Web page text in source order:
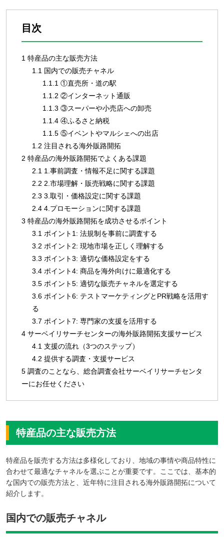
目次
1 特産品の主な販売方法
1.1 国内での販売チャネル
1.1.1 ①直売所・道の駅
1.1.2 ②インターネット通販
1.1.3 ③スーパーや小売店への卸売
1.1.4 ④ふるさと納税
1.1.5 ⑤イベントやマルシェへの出店
1.2 注目される海外販路開拓
2 特産品の海外販路開拓でよくある課題
2.1 1.事前調査・情報不足に関する課題
2.2 2.市場理解・販売戦略に関する課題
2.3 3.取引・価格設定に関する課題
2.4 4.プロモーションに関する課題
3 特産品の海外販路開拓を成功させるポイント
3.1 ポイント1: 法規制を事前に調査する
3.2 ポイント2: 現地市場を正しく理解する
3.3 ポイント3: 適切な価格設定をする
3.4 ポイント4: 商品を海外向けに最適化する
3.5 ポイント5: 適切な販売チャネルを選定する
3.6 ポイント6: テストマーケティングとPR戦略を活用す
る
3.7 ポイント7: 専門家の支援を活用する
4 サーベイリサーチセンターの海外販路開拓支援サービス
4.1 支援の流れ（3つのステップ）
4.2 提供する調査・支援サービス
5 調査のことなら、総合調査会社サーベイリサーチセンタ
ーにお任せください
特産品の主な販売方法
特産品を販売する方法は多様化しており、地域の事情や商品特性に
合わせて最適なチャネルを選ぶことが重要です。ここでは、基本的
な国内での販売方法と、近年特に注目される海外販路開拓について
紹介します。
国内での販売チャネル